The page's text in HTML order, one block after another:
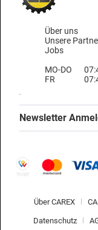
Über uns
Unsere
Jobs
MO-DO
FR
Newsletter
Über CAREX
Datenschutz